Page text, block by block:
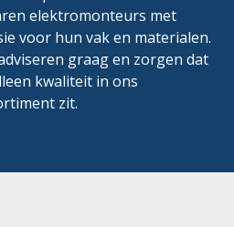
elektromonteurs met
voor hun vak en materialen.
graag en zorgen dat
kwaliteit in ons
zit.